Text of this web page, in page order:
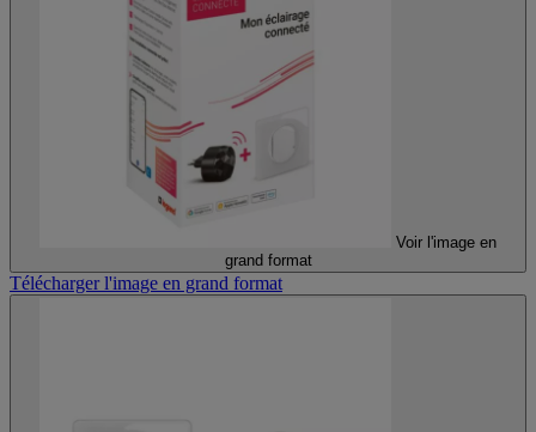
Voir l'image en
grand format
Télécharger l'image en grand format